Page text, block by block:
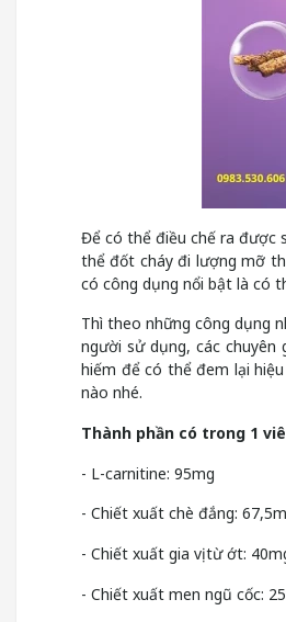
Để có thể điều chế ra được
thể đốt cháy đi lượng mỡ
có công dụng nổi bật là có
Thì theo những công dụng
người sử dụng, các
hiếm để có thể đem lại
nào nhé.
Thành phần có trong 1
- L-carnitine: 95mg
- Chiết xuất chè đắng:
- Chiết xuất gia vị từ ớt:
- Chiết xuất men ngũ cốc: